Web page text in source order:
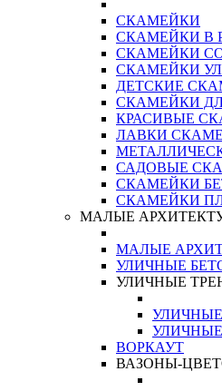
СКАМЕЙКИ
СКАМЕЙКИ В
СКАМЕЙКИ
СКАМЕЙКИ
ДЕТСКИЕ
СКАМЕЙКИ
КРАСИВЫЕ
ЛАВКИ
САДОВЫЕ
СКАМЕЙКИ
СКАМЕЙКИ
МАЛЫЕ
МАЛЫЕ
УЛИЧНЫЕ
УЛИЧНЫЕ
ВОРКАУТ
ВАЗОНЫ-